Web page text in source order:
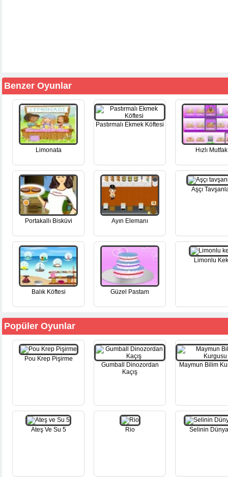
Benzer Oyunlar
Limonata
Pastırmalı Ekmek Köftesi
Hızlı Mutfak
Portakallı Bisküvi Ayın Elemanı
Aşçı
Balık Köftesi Güzel Pastam
Limonlu Kek
Popüler Oyunlar
Pou Krep Pişirme
Gumball Dinozordan
Kaçış
Maymun Bilim
Ateş Ve Su 5 Rio Selinin